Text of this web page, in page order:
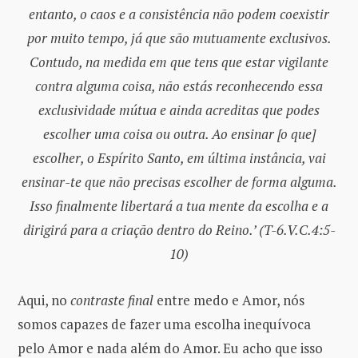
entanto, o caos e a consistência não podem coexistir
por muito tempo, já que são mutuamente exclusivos.
Contudo, na medida em que tens que estar vigilante
contra alguma coisa, não estás reconhecendo essa
exclusividade mútua e ainda acreditas que podes
escolher uma coisa ou outra. Ao ensinar [o que]
escolher, o Espírito Santo, em última instância, vai
ensinar-te que não precisas escolher de forma alguma.
Isso finalmente libertará a tua mente da escolha e a
dirigirá para a criação dentro do Reino.’ (T-6.V.C.4:5-
10)
Aqui, no contraste final entre medo e Amor, nós
somos capazes de fazer uma escolha inequívoca
pelo Amor e nada além do Amor. Eu acho que isso